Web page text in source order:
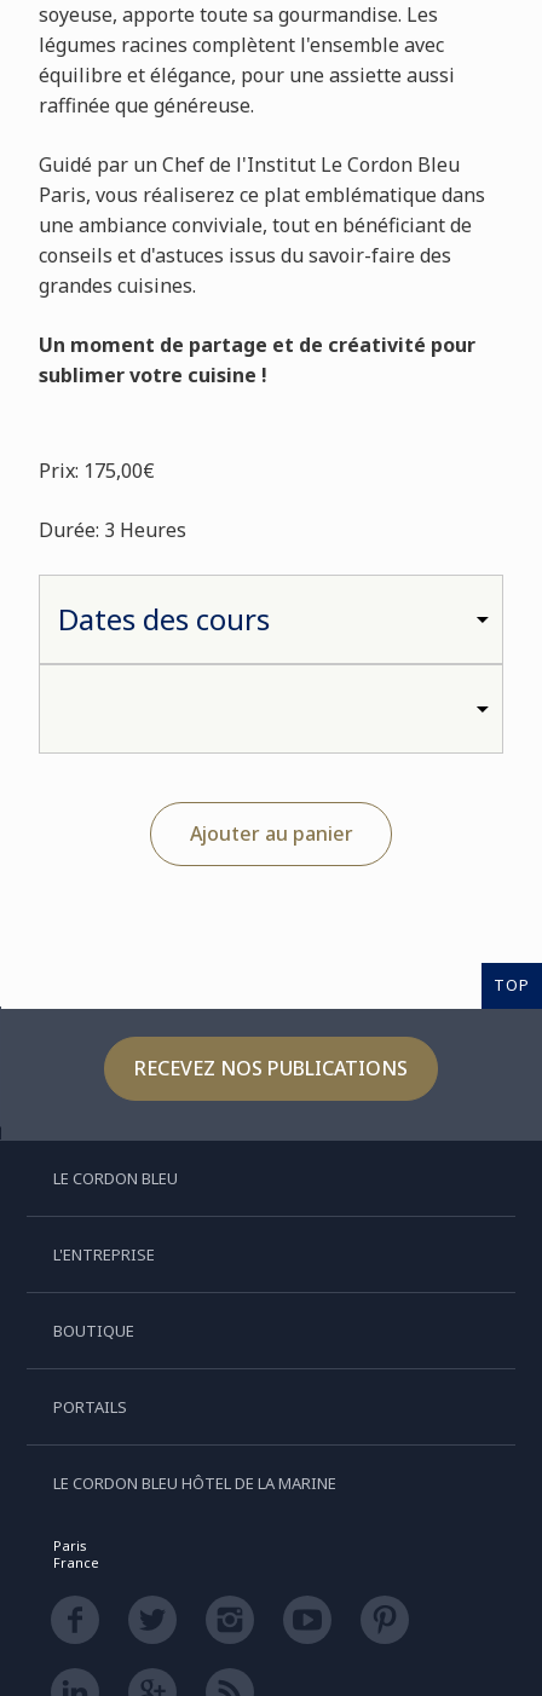
soyeuse, apporte toute sa gourmandise. Les
légumes racines complètent l'ensemble avec
équilibre et élégance, pour une assiette aussi
raffinée que généreuse.
Guidé par un Chef de l'Institut Le Cordon Bleu
Paris, vous réaliserez ce plat emblématique dans
une ambiance conviviale, tout en bénéficiant de
conseils et d'astuces issus du savoir-faire des
grandes cuisines.
Un moment de partage et de créativité pour
sublimer votre cuisine !
Prix: 175,00€
Durée: 3 Heures
Ajouter au panier
TOP
RECEVEZ NOS PUBLICATIONS
LE CORDON BLEU
L'ENTREPRISE
BOUTIQUE
PORTAILS
LE CORDON BLEU HÔTEL DE LA MARINE
Paris
France